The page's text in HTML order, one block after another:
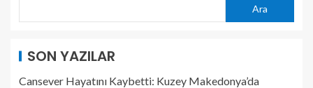
Ara
SON YAZILAR
Cansever Hayatını Kaybetti: Kuzey Makedonya’da